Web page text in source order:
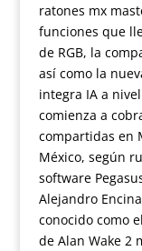
ratones mx
funciones que
de RGB, la
así como la
integra IA a
comienza a
compartidas en
México, según
software
Alejandro
conocido como
de Alan Wake 2